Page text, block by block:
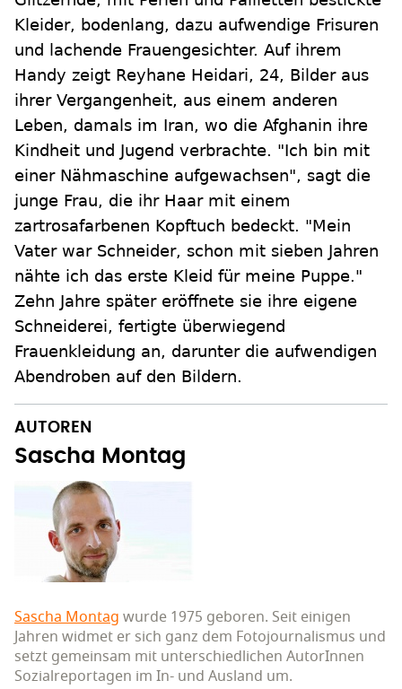
Kleider, bodenlang, dazu aufwendige Frisuren
und lachende Frauengesichter. Auf ihrem
Handy zeigt Reyhane Heidari, 24, Bilder aus
ihrer Vergangenheit, aus einem anderen
Leben, damals im Iran, wo die Afghanin ihre
Kindheit und Jugend verbrachte. "Ich bin mit
einer Nähmaschine aufgewachsen", sagt die
junge Frau, die ihr Haar mit einem
zartrosafarbenen Kopftuch bedeckt. "Mein
Vater war Schneider, schon mit sieben Jahren
nähte ich das erste Kleid für meine Puppe."
Zehn Jahre später eröffnete sie ihre eigene
Schneiderei, fertigte überwiegend
Frauenkleidung an, darunter die aufwendigen
Abendroben auf den Bildern.
AUTOREN
Sascha Montag
Sascha Montag wurde 1975 geboren. Seit einigen
Jahren widmet er sich ganz dem Fotojournalismus und
setzt gemeinsam mit unterschiedlichen AutorInnen
Sozialreportagen im In- und Ausland um.